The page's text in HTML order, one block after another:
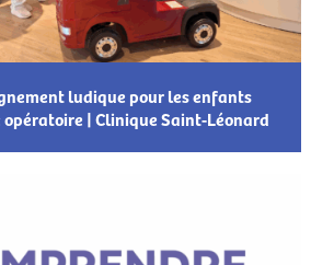
ludique pour les enfants
| Clinique Saint-Léonard